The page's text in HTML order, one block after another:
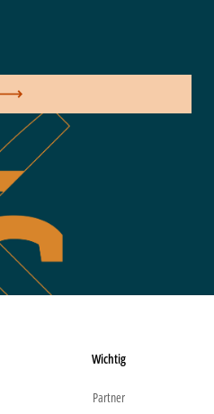
Wichtig
Partner